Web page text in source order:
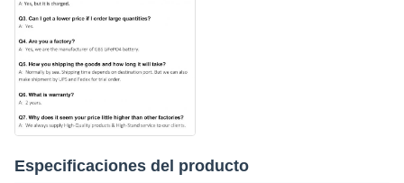
Especificaciones del producto